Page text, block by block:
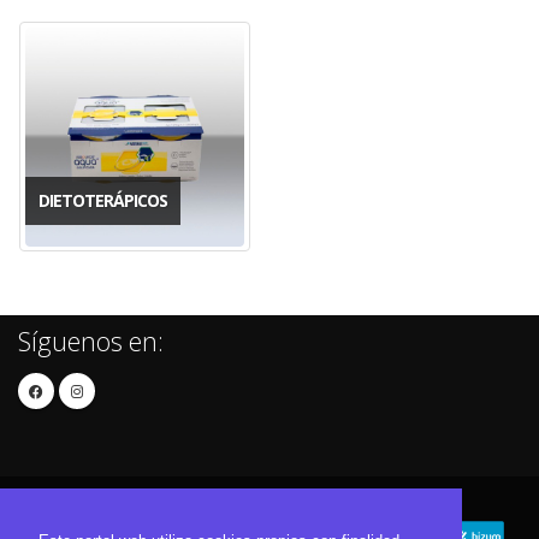
DIETOTERÁPICOS
Síguenos en: